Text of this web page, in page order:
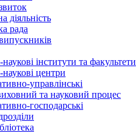
діяльність
рада
інститути та факультети
центри
управлінські
та науковий процес
господарські